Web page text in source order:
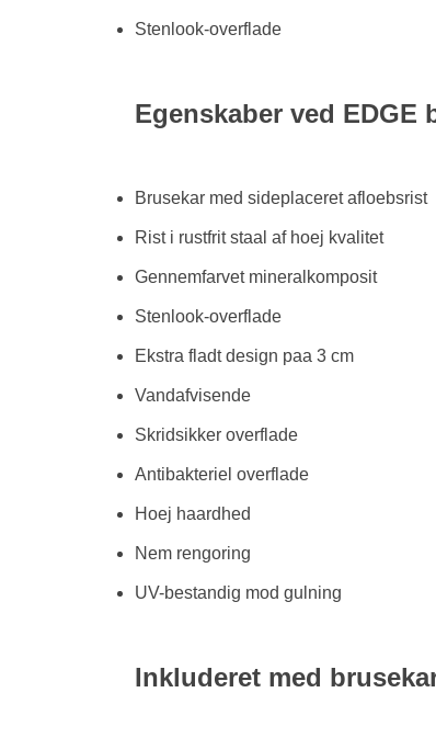
Stenlook-overflade
Egenskaber ved EDGE
Brusekar med sideplaceret afloebsrist
Rist i rustfrit staal af hoej kvalitet
Gennemfarvet mineralkomposit
Stenlook-overflade
Ekstra fladt design paa 3 cm
Vandafvisende
Skridsikker overflade
Antibakteriel overflade
Hoej haardhed
Nem rengoring
UV-bestandig mod gulning
Inkluderet med